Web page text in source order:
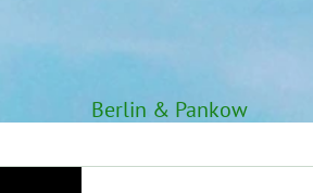
Berlin & Pankow